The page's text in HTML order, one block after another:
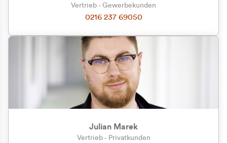
Vertrieb - Gewerbekunden
0216 237 69050
Julian Marek
Vertrieb - Privatkunden